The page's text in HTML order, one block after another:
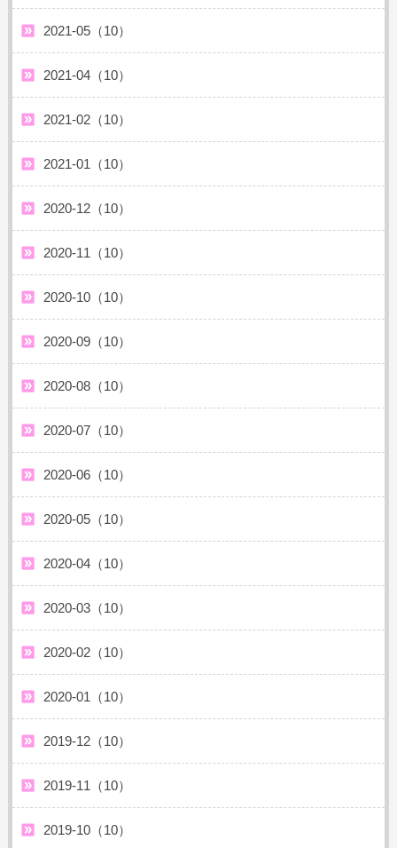
2021-05（10）
2021-04（10）
2021-02（10）
2021-01（10）
2020-12（10）
2020-11（10）
2020-10（10）
2020-09（10）
2020-08（10）
2020-07（10）
2020-06（10）
2020-05（10）
2020-04（10）
2020-03（10）
2020-02（10）
2020-01（10）
2019-12（10）
2019-11（10）
2019-10（10）